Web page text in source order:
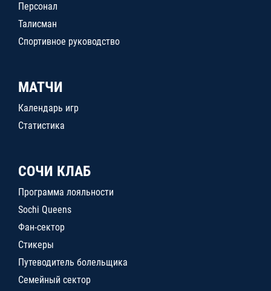
Персонал
Талисман
Спортивное руководство
МАТЧИ
Календарь игр
Статистика
СОЧИ КЛАБ
Программа лояльности
Sochi Queens
Фан-сектор
Стикеры
Путеводитель болельщика
Семейный сектор